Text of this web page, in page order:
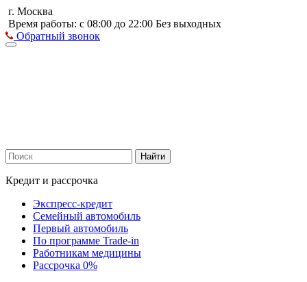
г. Москва
Время работы: с 08:00 до 22:00 Без выходных
Обратный звонок
Найти
Кредит и рассрочка
Экспресс-кредит
Семейный автомобиль
Первый автомобиль
По программе Trade-in
Работникам медицины
Рассрочка 0%